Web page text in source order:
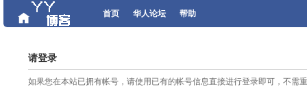
首页 华人论坛 帮助
请登录
如果您在本站已拥有帐号，请使用已有的帐号信息直接进行登录即可，不需